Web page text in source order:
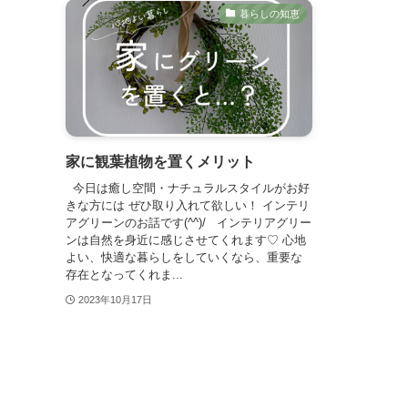
暮らしの知恵
家に観葉植物を置くメリット
今日は癒し空間・ナチュラルスタイルがお好
きな方には ぜひ取り入れて欲しい！ インテリ
アグリーンのお話です(^^)/ インテリアグリー
ンは自然を身近に感じさせてくれます♡ 心地
よい、快適な暮らしをしていくなら、重要な
存在となってくれま...
2023年10月17日